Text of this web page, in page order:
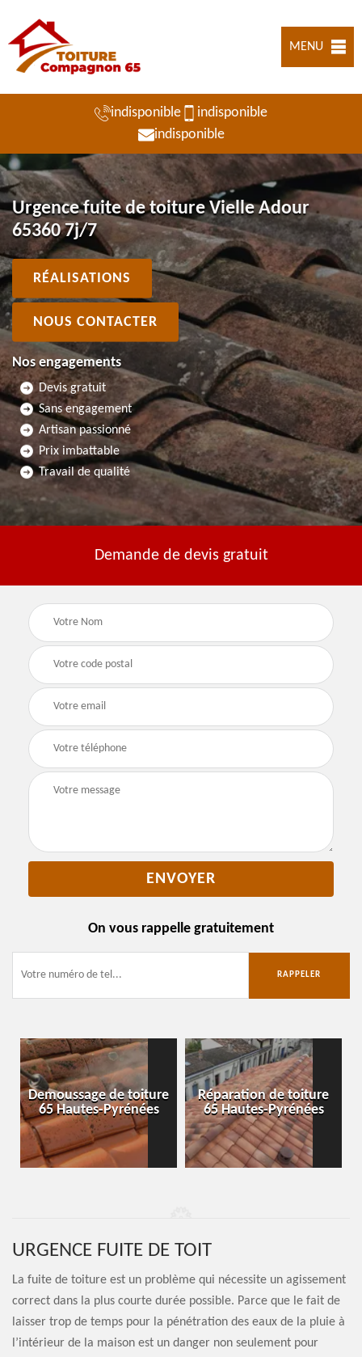
MENU
indisponible
indisponible
indisponible
Urgence fuite de toiture Vielle Adour
65360 7j/7
RÉALISATIONS
NOUS CONTACTER
Nos engagements
Devis gratuit
Sans engagement
Artisan passionné
Prix imbattable
Travail de qualité
Demande de devis gratuit
On vous rappelle gratuitement
Demoussage de toiture
65 Hautes-Pyrénées
Réparation de toiture
65 Hautes-Pyrénées
URGENCE FUITE DE TOIT
La fuite de toiture est un problème qui nécessite un agissement
correct dans la plus courte durée possible. Parce que le fait de
laisser trop de temps pour la pénétration des eaux de la pluie à
l’intérieur de la maison est un danger non seulement pour